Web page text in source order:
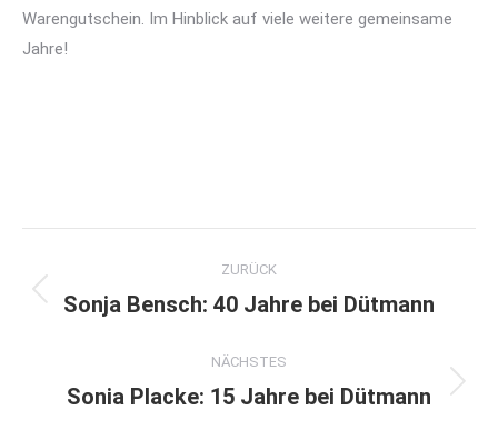
Warengutschein. Im Hinblick auf viele weitere gemeinsame
Jahre!
Kommentarnavigation
ZURÜCK
Vorheriger
Sonja Bensch: 40 Jahre bei Dütmann
NÄCHSTES
Nächster
Sonia Placke: 15 Jahre bei Dütmann